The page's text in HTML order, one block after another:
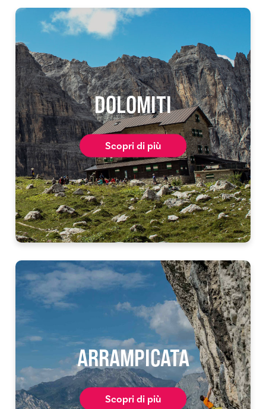
DOLOMITI
Scopri di più
ARRAMPICATA
Scopri di più